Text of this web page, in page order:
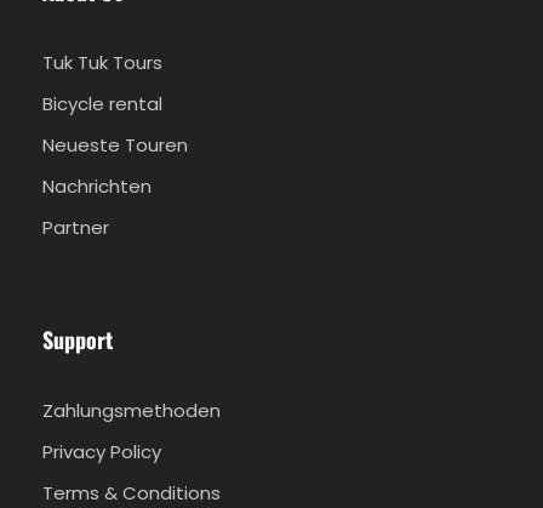
Tuk Tuk Tours
Bicycle rental
Neueste Touren
Nachrichten
Partner
Support
Zahlungsmethoden
Privacy Policy
Terms & Conditions